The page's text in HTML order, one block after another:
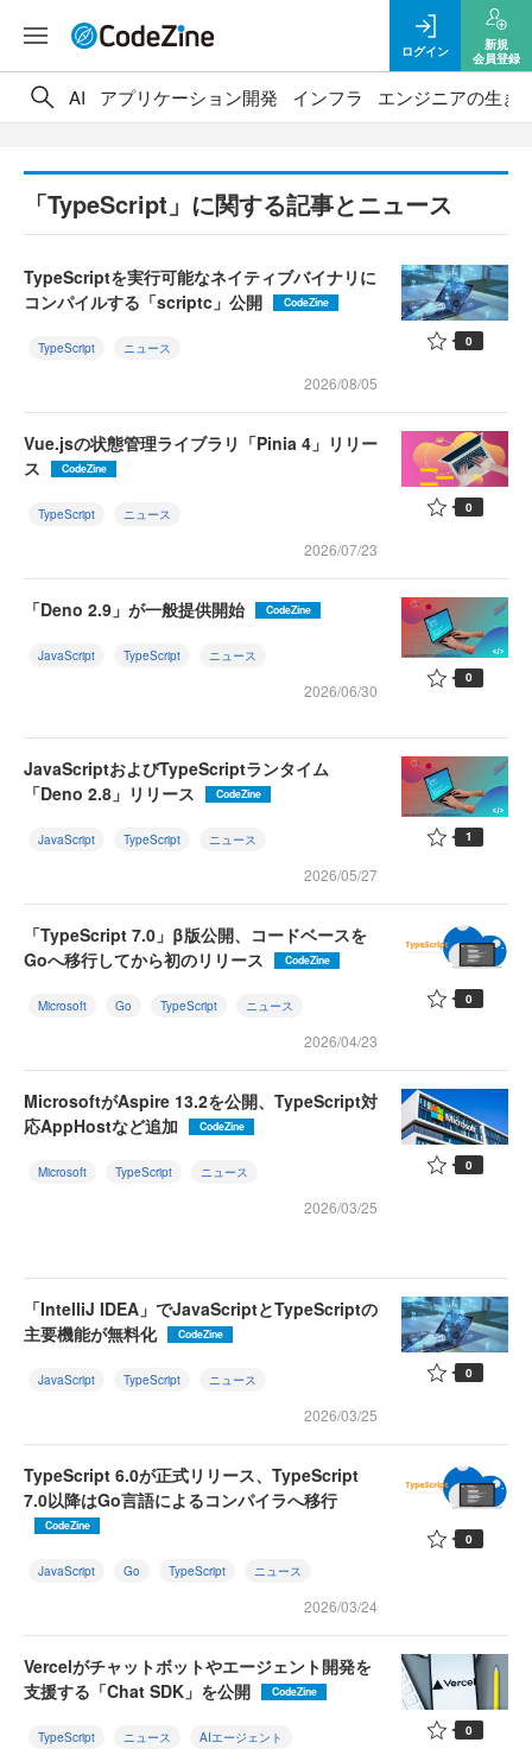
ログイン
新規
会員登録
AI アプリケーション開発 インフラ エンジニアの生き
「TypeScript」に関する記事とニュース
TypeScriptを実行可能なネイティブバイナリに
コンパイルする「scriptc」公開
CodeZine
TypeScript ニュース
2026/08/05
0
Vue.jsの状態管理ライブラリ「Pinia 4」リリー
ス
CodeZine
TypeScript ニュース
2026/07/23
0
「Deno 2.9」が一般提供開始 CodeZine
JavaScript TypeScript ニュース
2026/06/30
0
JavaScriptおよびTypeScriptランタイム
「Deno 2.8」リリース
CodeZine
JavaScript TypeScript ニュース
2026/05/27
1
「TypeScript 7.0」β版公開、コードベースを
Goへ移行してから初のリリース
CodeZine
Microsoft Go TypeScript ニュース
2026/04/23
0
MicrosoftがAspire 13.2を公開、TypeScript対
応AppHostなど追加
CodeZine
Microsoft TypeScript ニュース
2026/03/25
0
「IntelliJ IDEA」でJavaScriptとTypeScriptの
主要機能が無料化
CodeZine
JavaScript TypeScript ニュース
2026/03/25
0
TypeScript 6.0が正式リリース、TypeScript
7.0以降はGo言語によるコンパイラへ移行
CodeZine
JavaScript Go TypeScript ニュース
2026/03/24
0
Vercelがチャットボットやエージェント開発を
支援する「Chat SDK」を公開
CodeZine
TypeScript ニュース AIエージェント 0